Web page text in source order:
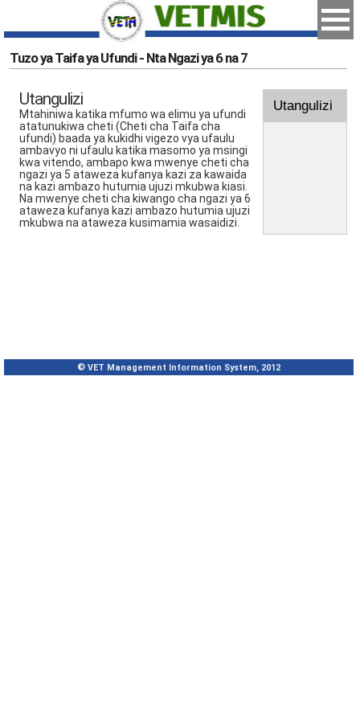
Tuzo ya Taifa ya Ufundi - Nta Ngazi ya 6 na 7
Utangulizi
Mtahiniwa katika mfumo wa elimu ya ufundi
atatunukiwa cheti (Cheti cha Taifa cha
ufundi) baada ya kukidhi vigezo vya ufaulu
ambavyo ni ufaulu katika masomo ya msingi
kwa vitendo, ambapo kwa mwenye cheti cha
ngazi ya 5 ataweza kufanya kazi za kawaida
na kazi ambazo hutumia ujuzi mkubwa kiasi.
Na mwenye cheti cha kiwango cha ngazi ya 6
ataweza kufanya kazi ambazo hutumia ujuzi
mkubwa na ataweza kusimamia wasaidizi.
Utangulizi
© VET Management Information System, 2012